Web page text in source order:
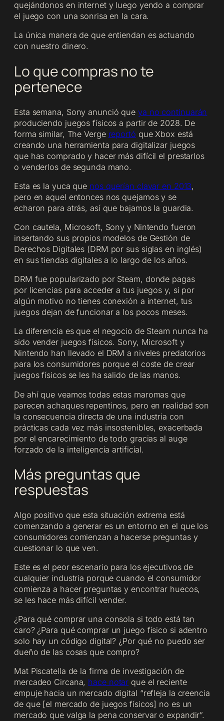
quejándonos en internet y luego yendo a comprar
el juego con una sonrisa en la cara.
La única manera de que entiendan es actuando
con nuestro dinero.
Lo que compras no te
pertenece
Esta semana, Sony anunció que ya no continuarán
produciendo juegos físicos a partir de 2028. De
forma similar, The Verge reportó que Xbox está
creando una herramienta para digitalizar juegos
que has comprado y hacer más difícil el prestarlos
o venderlos de segunda mano.
Esta es la yuca que nos querían clavar en 2013,
pero en aquel entonces nos quejamos y se
echaron para atrás, así que bajamos la guardia.
Con cautela, Microsoft, Sony y Nintendo fueron
insertando sus propios modelos de Gestión de
Derechos Digitales (DRM por sus siglas en inglés)
en sus tiendas digitales a lo largo de los años.
DRM fue popularizado por Steam, donde pagas
por licencias para acceder a tus juegos y, si por
algún motivo no tienes conexión a internet, tus
juegos dejan de funcionar a los pocos meses.
La diferencia es que el negocio de Steam nunca ha
sido vender juegos físicos. Sony, Microsoft y
Nintendo han llevado el DRM a niveles predatorios
para los consumidores porque el coste de crear
juegos físicos se les ha salido de las manos.
De ahí que veamos todas estas maromas que
parecen achaques repentinos, pero en realidad son
la consecuencia directa de una industria con
prácticas cada vez más insostenibles, exacerbada
por el encarecimiento de todo gracias al auge
forzado de la inteligencia artificial.
Más preguntas que
respuestas
Algo positivo que esta situación extrema está
comenzando a generar es un entorno en el que los
consumidores comienzan a hacerse preguntas y
cuestionar lo que ven.
Este es el peor escenario para los ejecutivos de
cualquier industria porque cuando el consumidor
comienza a hacer preguntas y encontrar huecos,
se les hace más difícil vender.
¿Para qué comprar una consola si todo está tan
caro? ¿Para qué comprar un juego físico si adentro
solo hay un código digital? ¿Por qué no puedo ser
dueño de las cosas que compro?
Mat Piscatella de la firma de investigación de
mercadeo Circana, hace notar que el reciente
empuje hacia un mercado digital “refleja la creencia
de que [el mercado de juegos físicos] no es un
mercado que valga la pena conservar o expandir”.